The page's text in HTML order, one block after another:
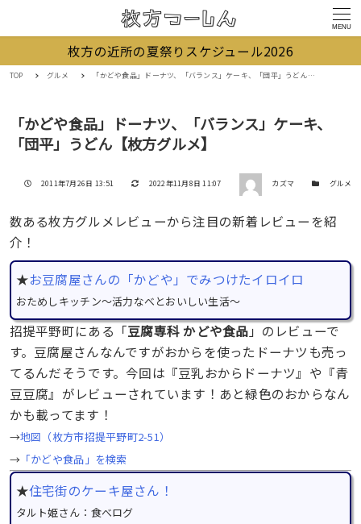
MENU
枚方の近所の夏祭りスケジュール2026
TOP グルメ 「かどや食品」ドーナツ、「バランス」ケーキ、「団平」うどん【枚方グルメ】
「かどや食品」ドーナツ、「バランス」ケーキ、
「団平」うどん【枚方グルメ】
投稿日
2011年7月26日 13:51 更新日
2022年11月8日 11:07 著者 カズマ カテゴリー
グルメ
数ある枚方グルメレビューから注目の新着レビューを紹
介！
★お豆腐屋さんの「かどや」でみつけたイロイロ
おためしキッチン～活力なべとおいしい生活～
招提平野町にある「豆腐専科 かどや食品 」のレビューで
す。豆腐屋さんなんですがおからを使ったドーナツも売っ
てるんだそうです。今回は『豆乳おからドーナツ』や『青
豆豆腐』がレビューされています！あと緑色のおからなん
かも載ってます！
→地図（枚方市招提平野町2-51）
→「かどや食品」を検索
★住宅街のケーキ屋さん！
タルト姫さん：食べログ